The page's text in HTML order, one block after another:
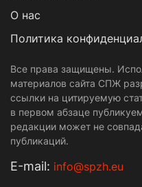
О нас
Политика
Все права защищены.
материалов сайта СПЖ
ссылки на цитируемую
в первом абзаце
редакции может не
публикаций.
Е-mail: info@spzh.eu